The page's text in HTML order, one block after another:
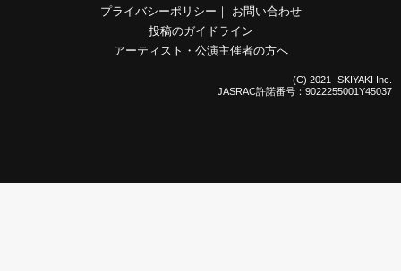
プライバシーポリシー
お問い合わせ
投稿のガイドライン
アーティスト・公演主催者の方へ
(C) 2021- SKIYAKI Inc.
JASRAC許諾番号：9022255001Y45037